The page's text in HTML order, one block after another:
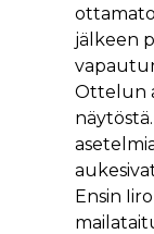
jälkeen
Ottelun
Ensin